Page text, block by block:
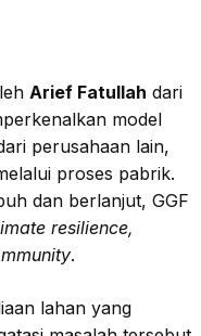
Arief Fatullah dari
model
perusahaan lain,
proses pabrik.
dan berlanjut, GGF
resilience,
.
lahan yang